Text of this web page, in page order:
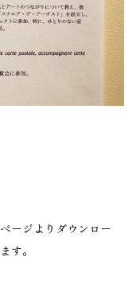
ージよりダウンロー
す。